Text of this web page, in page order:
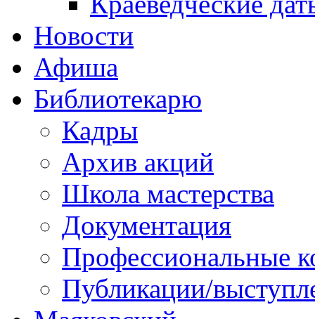
Новости
Афиша
Библиотекарю
Кадры
Архив акций
Школа мастерства
Документация
Профессиональные
Публикации/